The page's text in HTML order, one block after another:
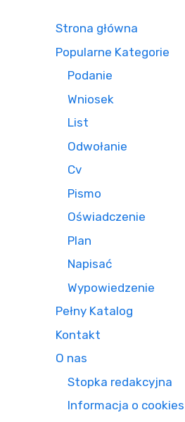
Strona główna
Popularne Kategorie
Podanie
Wniosek
List
Odwołanie
Cv
Pismo
Oświadczenie
Plan
Napisać
Wypowiedzenie
Pełny Katalog
Kontakt
O nas
Stopka redakcyjna
Informacja o cookies